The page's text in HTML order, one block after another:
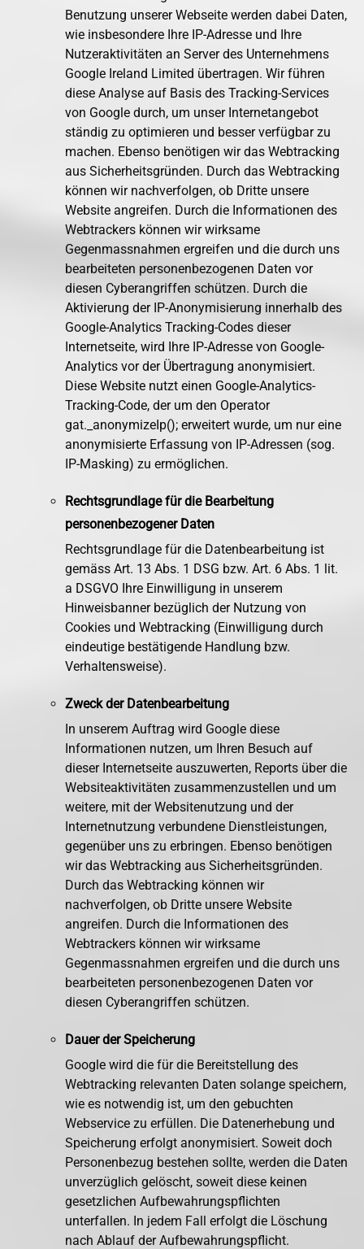
Benutzung unserer Webseite werden dabei Daten,
wie insbesondere Ihre IP-Adresse und Ihre
Nutzeraktivitäten an Server des Unternehmens
Google Ireland Limited übertragen. Wir führen
diese Analyse auf Basis des Tracking-Services
von Google durch, um unser Internetangebot
ständig zu optimieren und besser verfügbar zu
machen. Ebenso benötigen wir das Webtracking
aus Sicherheitsgründen. Durch das Webtracking
können wir nachverfolgen, ob Dritte unsere
Website angreifen. Durch die Informationen des
Webtrackers können wir wirksame
Gegenmassnahmen ergreifen und die durch uns
bearbeiteten personenbezogenen Daten vor
diesen Cyberangriffen schützen. Durch die
Aktivierung der IP-Anonymisierung innerhalb des
Google-Analytics Tracking-Codes dieser
Internetseite, wird Ihre IP-Adresse von Google-
Analytics vor der Übertragung anonymisiert.
Diese Website nutzt einen Google-Analytics-
Tracking-Code, der um den Operator
gat._anonymizeIp(); erweitert wurde, um nur eine
anonymisierte Erfassung von IP-Adressen (sog.
IP-Masking) zu ermöglichen.
Rechtsgrundlage für die Bearbeitung
personenbezogener Daten
Rechtsgrundlage für die Datenbearbeitung ist
gemäss Art. 13 Abs. 1 DSG bzw. Art. 6 Abs. 1 lit.
a DSGVO Ihre Einwilligung in unserem
Hinweisbanner bezüglich der Nutzung von
Cookies und Webtracking (Einwilligung durch
eindeutige bestätigende Handlung bzw.
Verhaltensweise).
Zweck der Datenbearbeitung
In unserem Auftrag wird Google diese
Informationen nutzen, um Ihren Besuch auf
dieser Internetseite auszuwerten, Reports über die
Websiteaktivitäten zusammenzustellen und um
weitere, mit der Websitenutzung und der
Internetnutzung verbundene Dienstleistungen,
gegenüber uns zu erbringen. Ebenso benötigen
wir das Webtracking aus Sicherheitsgründen.
Durch das Webtracking können wir
nachverfolgen, ob Dritte unsere Website
angreifen. Durch die Informationen des
Webtrackers können wir wirksame
Gegenmassnahmen ergreifen und die durch uns
bearbeiteten personenbezogenen Daten vor
diesen Cyberangriffen schützen.
Dauer der Speicherung
Google wird die für die Bereitstellung des
Webtracking relevanten Daten solange speichern,
wie es notwendig ist, um den gebuchten
Webservice zu erfüllen. Die Datenerhebung und
Speicherung erfolgt anonymisiert. Soweit doch
Personenbezug bestehen sollte, werden die Daten
unverzüglich gelöscht, soweit diese keinen
gesetzlichen Aufbewahrungspflichten
unterfallen. In jedem Fall erfolgt die Löschung
nach Ablauf der Aufbewahrungspflicht.